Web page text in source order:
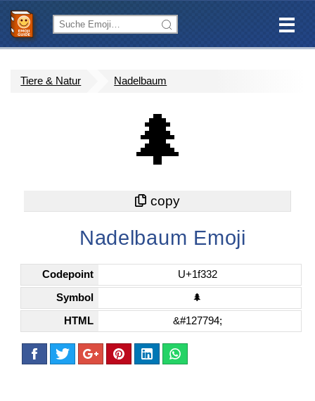
Tiere & Natur Nadelbaum
🌲
Nadelbaum Emoji
Codepoint U+1f332
Symbol 🌲
HTML &#127794;